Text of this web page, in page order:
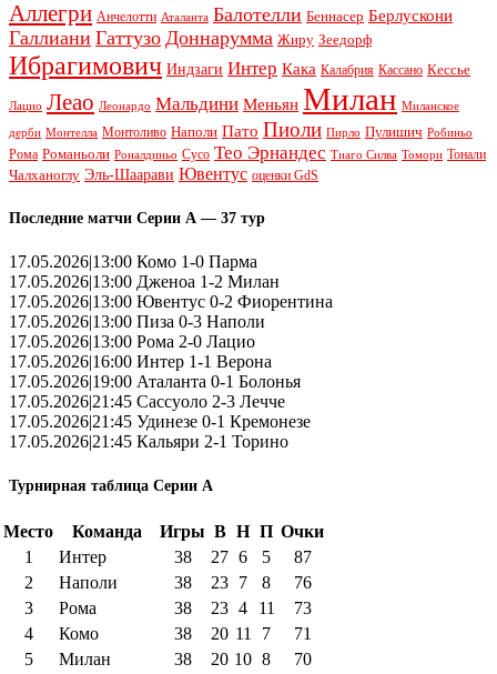
Аллегри Анчелотти Аталанта Балотелли Беннасер Берлускони
Галлиани Гаттузо Доннарумма Жиру Зеедорф
Ибрагимович Индзаги Интер Кака Калабрия Кассано Кессье
Лацио Леао Леонардо Мальдини Меньян Милан Миланское
дерби Монтелла Монтоливо Наполи Пато Пиоли Пирло Пулишич Робиньо
Рома Романьоли Роналдиньо Сусо Тео Эрнандес Тиаго Силва Томори Тонали
Чалханоглу Эль-Шаарави Ювентус оценки GdS
Последние матчи Серии А — 37 тур
17.05.2026|13:00 Комо 1-0 Парма
17.05.2026|13:00 Дженоа 1-2 Милан
17.05.2026|13:00 Ювентус 0-2 Фиорентина
17.05.2026|13:00 Пиза 0-3 Наполи
17.05.2026|13:00 Рома 2-0 Лацио
17.05.2026|16:00 Интер 1-1 Верона
17.05.2026|19:00 Аталанта 0-1 Болонья
17.05.2026|21:45 Сассуоло 2-3 Лечче
17.05.2026|21:45 Удинезе 0-1 Кремонезе
17.05.2026|21:45 Кальяри 2-1 Торино
Турнирная таблица Серии А
Место Команда Игры В Н П Очки
1
Интер 38 27 6 5
87
2
Наполи 38 23 7 8
76
3
Рома 38 23 4 11
73
4
Комо 38 20 11 7
71
5
Милан 38 20 10 8
70